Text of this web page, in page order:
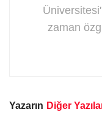
zaman
Yazarın Diğer